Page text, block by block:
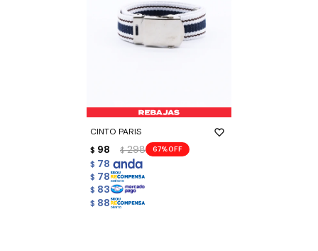
CINTO PARIS
$ 98 $ 298 67
$ 78
$ 78
$ 83
$ 88